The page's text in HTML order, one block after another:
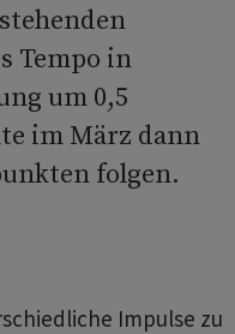
Tempo in
um 0,5
im März dann
folgen.
Impulse zu